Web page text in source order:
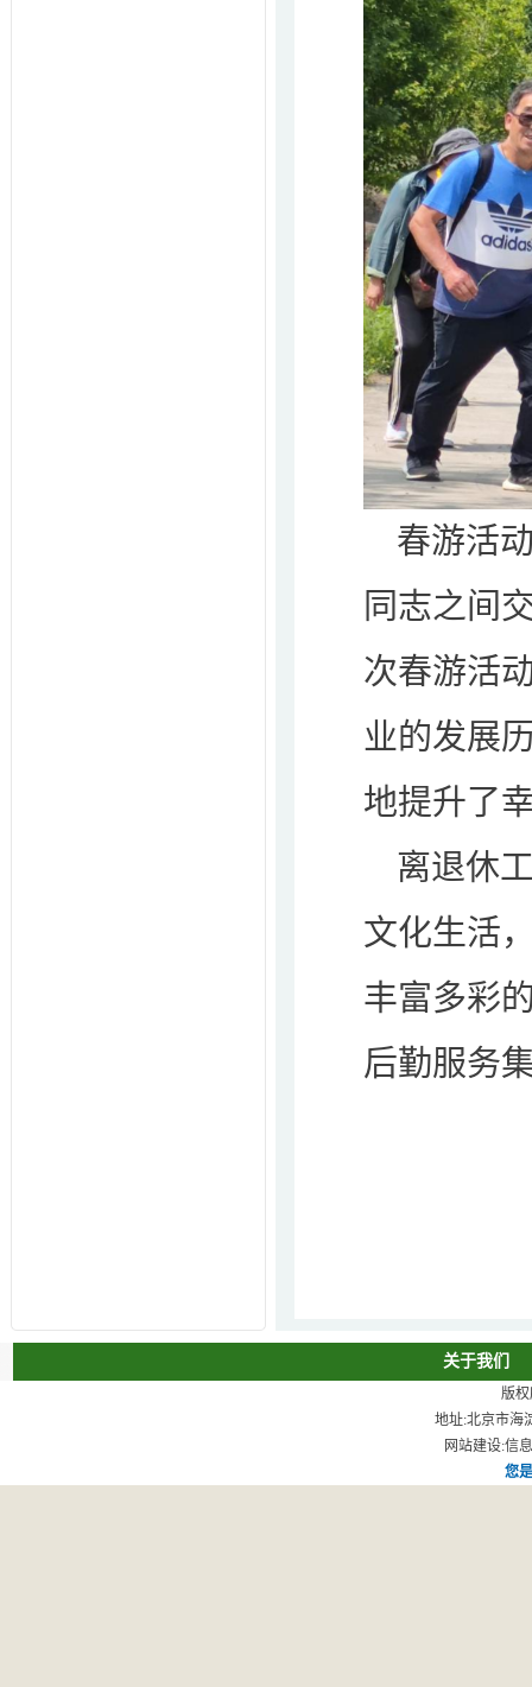
春游活
同志之间
次春游活
业的发展
地提升了
离退休
文化生活
丰富多彩
后勤服务
关于我们
版
地址:北京市
网站建设:信
您